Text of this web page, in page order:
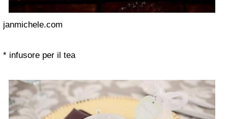
janmichele.com
* infusore per il tea